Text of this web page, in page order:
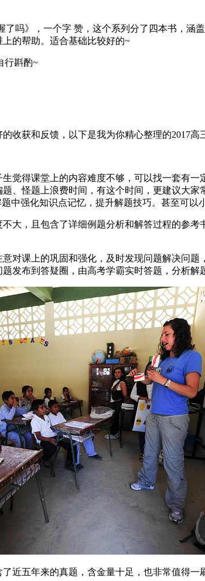
吗》，一个字 赞，这个系列分了四本书，涵
的帮助。适合基础比较好的~
行斟酌~
获和反馈，以下是我为你精心整理的2017高
得课堂上的内容难度不够，可以找一套有
、怪题上浪费时间，有这个时间，更建议大家
强化知识点记忆，提升解题技巧。甚至可以
，且包含了详细例题分析和解答过程的参考
课上的巩固和强化，及时发现问题解决问题
发布到答疑圈，由高考学霸实时答题，分析解
近五年来的真题，含金量十足，也非常值得